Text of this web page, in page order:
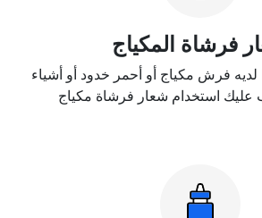
فرشاة المكياج
فرش مكياج أو أحمر خدود أو أشياء